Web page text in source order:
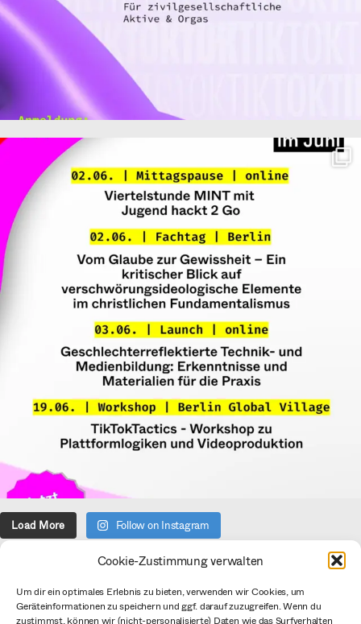
Cookie-Zustimmung verwalten
Um dir ein optimales Erlebnis zu bieten, verwenden wir Cookies, um
Geräteinformationen zu speichern und ggf. darauf zuzugreifen. Wenn du
zustimmst, können wir (nicht-personalisierte) Daten wie das Surfverhalten
Load More Follow on Instagram
Über uns
Verein